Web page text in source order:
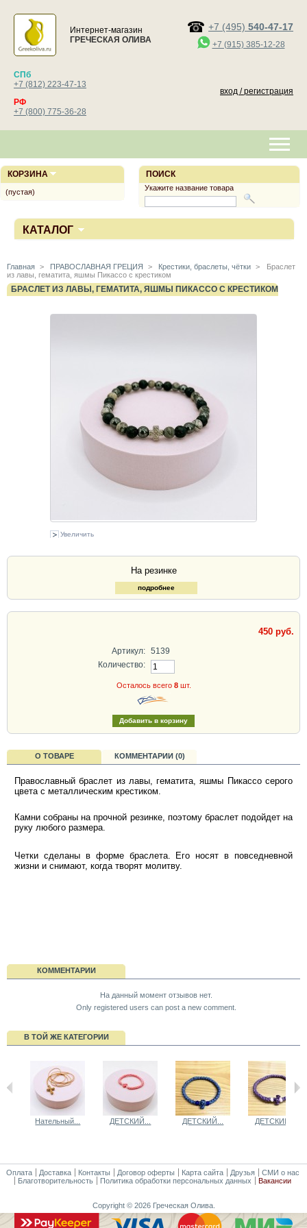
Интернет-магазин
ГРЕЧЕСКАЯ ОЛИВА
+7 (495) 540-47-17
+7 (915) 385-12-28
СПб
+7 (812) 223-47-13
РФ
+7 (800) 775-36-28
вход / регистрация
КАТАЛОГ
Главная > ПРАВОСЛАВНАЯ ГРЕЦИЯ > Крестики, браслеты, чётки >
Браслет
из лавы, гематита, яшмы Пикассо с крестиком
БРАСЛЕТ ИЗ ЛАВЫ, ГЕМАТИТА, ЯШМЫ ПИКАССО С КРЕСТИКОМ
Увеличить
На резинке
подробнее
450 руб.
Артикул: 5139
Количество:
Осталось всего 8шт.
О ТОВАРЕ КОММЕНТАРИИ (0)
Православный браслет из лавы, гематита, яшмы Пикассо серого
цвета с металлическим крестиком.
Камни собраны на прочной резинке, поэтому браслет подойдет на
руку любого размера.
Четки сделаны в форме браслета. Его носят в повседневной
жизни и снимают, когда творят молитву.
КОММЕНТАРИИ
На данный момент отзывов нет.
Only registered users can post a new comment.
В ТОЙ ЖЕ КАТЕГОРИИ
Нательный... ДЕТСКИЙ... ДЕТСКИЙ... ДЕТСКИЙ...
ПОИСК
Укажите название товара
КОРЗИНА
(пустая)
Оплата Доставка Контакты Договор оферты Карта сайта Друзья
СМИ о нас
Благотворительность
Политика обработки персональных данных Вакансии
Copyright © 2026 Греческая Олива.